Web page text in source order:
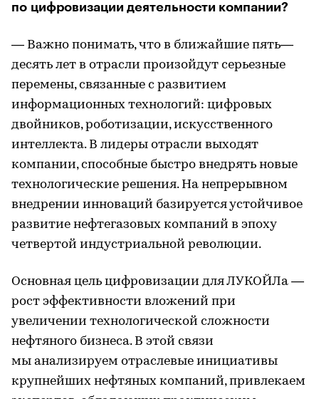
по цифровизации деятельности компании?
— Важно понимать, что в ближайшие пять—
десять лет в отрасли произойдут серьезные
перемены, связанные с развитием
информационных технологий: цифровых
двойников, роботизации, искусственного
интеллекта. В лидеры отрасли выходят
компании, способные быстро внедрять новые
технологические решения. На непрерывном
внедрении инноваций базируется устойчивое
развитие нефтегазовых компаний в эпоху
четвертой индустриальной революции.
Основная цель цифровизации для ЛУКОЙЛа —
рост эффективности вложений при
увеличении технологической сложности
нефтяного бизнеса. В этой связи
мы анализируем отраслевые инициативы
крупнейших нефтяных компаний, привлекаем